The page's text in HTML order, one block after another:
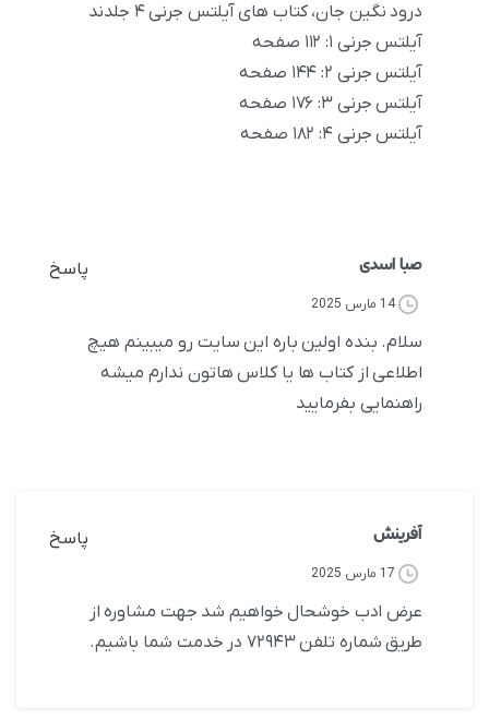
درود نگین جان، کتاب های آیلتس جرنی ۴ جلدند
آیلتس جرنی ۱: ۱۱۲ صفحه
آیلتس جرنی ۲: ۱۴۴ صفحه
آیلتس جرنی ۳: ۱۷۶ صفحه
آيلتس جرنی ۴: ۱۸۲ صفحه
صبا اسدی پاسخ
14 مارس 2025
سلام. بنده اولین باره این سایت رو میبینم هیچ
اطلاعی از کتاب ها یا کلاس هاتون ندارم میشه
راهنمایی بفرمایید
آفرینش پاسخ
17 مارس 2025
عرض ادب خوشحال خواهیم شد جهت مشاوره از
طریق شماره تلفن ۷۲۹۴۳ در خدمت شما باشیم.